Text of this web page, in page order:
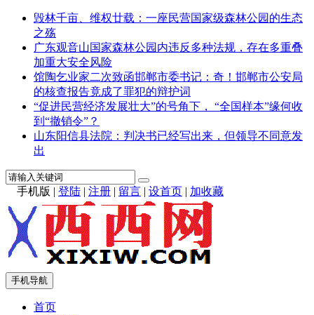
毁林千亩、维权廿载：一座民营国家级森林公园的生态
之殇
广东观音山国家森林公园内违反多种法规，存在多重叠
加重大安全风险
馆陶乞业家二次致函邯郸市委书记：奇！邯郸市公安局
的核查报告竟成了罪犯的辩护词
“促进民营经济发展壮大”的号角下， “全国样本”缘何收
到“撤销令”？
山东阳信县法院：判决书已经写出来，但领导不同意发
出
手机版 | 登陆 | 注册 | 留言 | 设首页 | 加收藏
手机导航
首页